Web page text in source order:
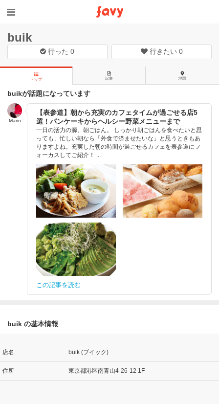
buik
行った0 行きたい 0
トップ 記事 地図
buikが話題になっています
Marin
【表参道】朝から充実のカフェタイムが過ごせる店5
選！パンケーキからヘルシー野菜メニューまで
一日の活力の源、朝ごはん。 しっかり朝ごはんを食べたいと思
っても、忙しい朝なら「外食で済ませたいな」と思うときもあ
りますよね。充実した朝の時間が過ごせるカフェを表参道にフ
ォーカスしてご紹介！ ...
この記事を読む
buik の基本情報
店名 buik (ブイック)
住所 東京都港区南青山4-26-12 1F